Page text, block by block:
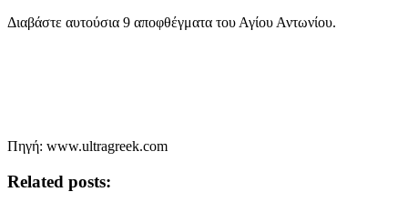
Διαβάστε αυτούσια 9 αποφθέγματα του Αγίου Αντωνίου.
Πηγή: www.ultragreek.com
Related posts: